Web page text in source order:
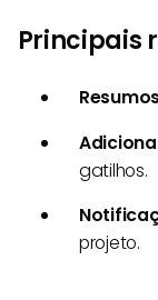
Principais
gatilhos.
projeto.